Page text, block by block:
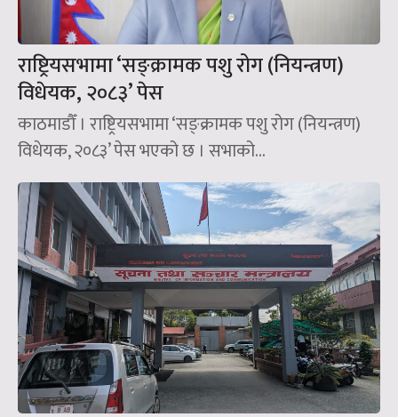
राष्ट्रियसभामा ‘सङ्क्रामक पशु रोग (नियन्त्रण)
विधेयक, २०८३’ पेस
काठमाडौँ । राष्ट्रियसभामा ‘सङ्क्रामक पशु रोग (नियन्त्रण)
विधेयक, २०८३’ पेस भएको छ । सभाको...